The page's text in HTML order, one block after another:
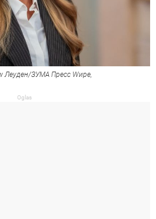
ЗУМА Пресс Wире,
Oglas